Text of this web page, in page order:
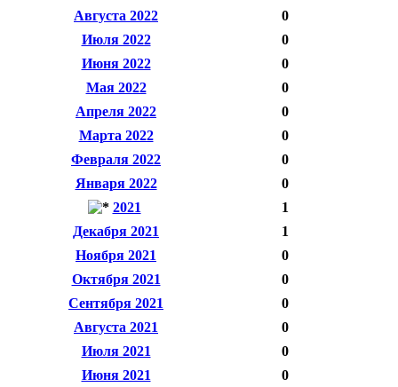
Августа 2022
0
Июля 2022
0
Июня 2022
0
Мая 2022
0
Апреля 2022
0
Марта 2022
0
Февраля 2022
0
Января 2022
0
2021
1
Декабря 2021
1
Ноября 2021
0
Октября 2021
0
Сентября 2021
0
Августа 2021
0
Июля 2021
0
Июня 2021
0